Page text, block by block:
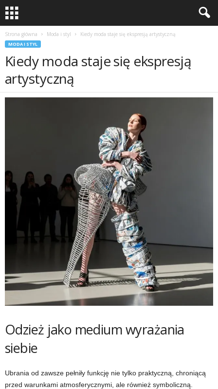
Strona główna Moda i styl Kiedy moda staje się ekspresją artystyczną
MODA I STYL
Kiedy moda staje się ekspresją
artystyczną
Odzież jako medium wyrażania
siebie
Ubrania od zawsze pełniły funkcję nie tylko praktyczną, chroniącą
przed warunkami atmosferycznymi, ale również symboliczną.